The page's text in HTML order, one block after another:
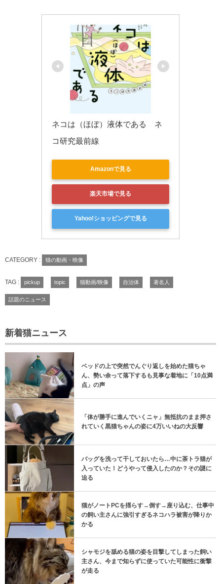
ネコは（ほぼ）液体である　ネ
コ研究最前線
Amazonで見る
楽天市場で見る
Yahoo!ショッピングで見る
CATEGORY : 猫の動画・映像
TAG : pickup topic 猫動画/映像 自治体 著名人
話題のニュース
新着猫ニュース
ベッドの上で突然でんぐり返しを始めた猫ちゃ
ん、勢い余って落下するも見事な着地に「10点満
点」の声
「体が勝手に進んでいくニャ」無抵抗のまま押さ
れていく黒猫ちゃんの姿に4万いいねの大反響
バッグを洗って干しておいたら…中に茶トラ猫が
入っていた！どうやって侵入したのか？その謎に
迫る
猫がノートPCを揺らす→倒す→座り込む、仕事中
の飼い主さんに強引すぎるネコハラ被害が降りか
かる
シャモジを舐める猫の姿を目撃してしまった飼い
主さん、今まで知らずに使っていた可能性に衝撃
が走る